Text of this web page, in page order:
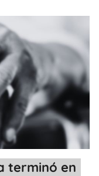
terminó en